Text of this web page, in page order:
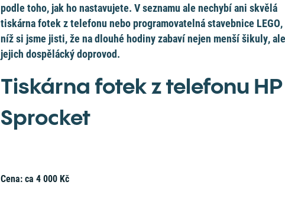
podle toho, jak ho nastavujete. V seznamu ale nechybí ani skvělá
tiskárna fotek z telefonu nebo programovatelná stavebnice LEGO,
níž si jsme jisti, že na dlouhé hodiny zabaví nejen menší šikuly,
jejich dospělácký doprovod.
Tiskárna fotek z telefonu HP
Sprocket
Cena: ca 4 000 Kč